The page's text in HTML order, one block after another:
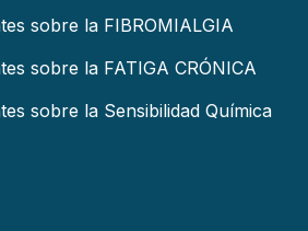
sobre la FIBROMIALGIA
sobre la FATIGA CRÓNICA
sobre la Sensibilidad Química